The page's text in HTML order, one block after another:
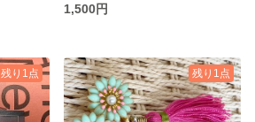
1,500円
残り1点 残り1点